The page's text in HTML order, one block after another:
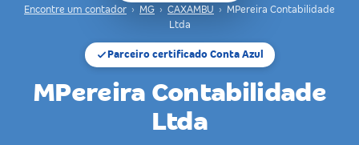
Encontre um contador › MG › CAXAMBU › MPereira Contabilidade
Ltda
Parceiro certificado Conta Azul
MPereira Contabilidade
Ltda